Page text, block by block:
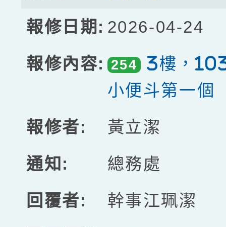
2026-04-24
254
3樓，
小便斗第一個
黃立潔
總務處
幹事江珮潔